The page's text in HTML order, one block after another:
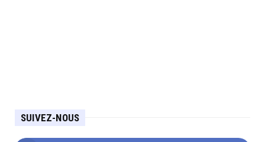
SUIVEZ-NOUS